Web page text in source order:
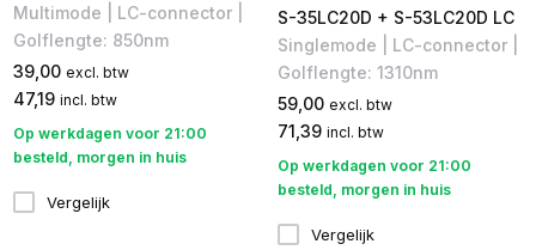
Multimode | LC-connector |
Golflengte: 850nm
39,00 excl. btw
47,19 incl. btw
Op werkdagen voor 21:00
besteld, morgen in huis
Vergelijk
S-35LC20D + S-53LC20D LC
Singlemode | LC-connector |
Golflengte: 1310nm
59,00 excl. btw
71,39 incl. btw
Op werkdagen voor 21:00
besteld, morgen in huis
Vergelijk